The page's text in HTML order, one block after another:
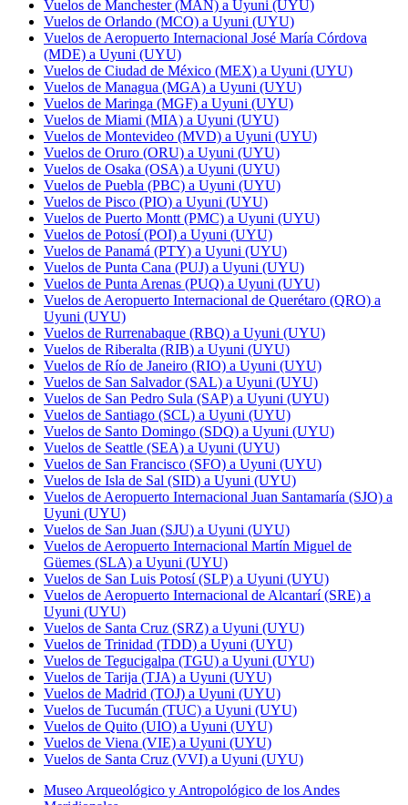
Vuelos de Manchester (MAN) a Uyuni (UYU)
Vuelos de Orlando (MCO) a Uyuni (UYU)
Vuelos de Aeropuerto Internacional José María Córdova
(MDE) a Uyuni (UYU)
Vuelos de Ciudad de México (MEX) a Uyuni (UYU)
Vuelos de Managua (MGA) a Uyuni (UYU)
Vuelos de Maringa (MGF) a Uyuni (UYU)
Vuelos de Miami (MIA) a Uyuni (UYU)
Vuelos de Montevideo (MVD) a Uyuni (UYU)
Vuelos de Oruro (ORU) a Uyuni (UYU)
Vuelos de Osaka (OSA) a Uyuni (UYU)
Vuelos de Puebla (PBC) a Uyuni (UYU)
Vuelos de Pisco (PIO) a Uyuni (UYU)
Vuelos de Puerto Montt (PMC) a Uyuni (UYU)
Vuelos de Potosí (POI) a Uyuni (UYU)
Vuelos de Panamá (PTY) a Uyuni (UYU)
Vuelos de Punta Cana (PUJ) a Uyuni (UYU)
Vuelos de Punta Arenas (PUQ) a Uyuni (UYU)
Vuelos de Aeropuerto Internacional de Querétaro (QRO) a
Uyuni (UYU)
Vuelos de Rurrenabaque (RBQ) a Uyuni (UYU)
Vuelos de Riberalta (RIB) a Uyuni (UYU)
Vuelos de Río de Janeiro (RIO) a Uyuni (UYU)
Vuelos de San Salvador (SAL) a Uyuni (UYU)
Vuelos de San Pedro Sula (SAP) a Uyuni (UYU)
Vuelos de Santiago (SCL) a Uyuni (UYU)
Vuelos de Santo Domingo (SDQ) a Uyuni (UYU)
Vuelos de Seattle (SEA) a Uyuni (UYU)
Vuelos de San Francisco (SFO) a Uyuni (UYU)
Vuelos de Isla de Sal (SID) a Uyuni (UYU)
Vuelos de Aeropuerto Internacional Juan Santamaría (SJO) a
Uyuni (UYU)
Vuelos de San Juan (SJU) a Uyuni (UYU)
Vuelos de Aeropuerto Internacional Martín Miguel de
Güemes (SLA) a Uyuni (UYU)
Vuelos de San Luis Potosí (SLP) a Uyuni (UYU)
Vuelos de Aeropuerto Internacional de Alcantarí (SRE) a
Uyuni (UYU)
Vuelos de Santa Cruz (SRZ) a Uyuni (UYU)
Vuelos de Trinidad (TDD) a Uyuni (UYU)
Vuelos de Tegucigalpa (TGU) a Uyuni (UYU)
Vuelos de Tarija (TJA) a Uyuni (UYU)
Vuelos de Madrid (TOJ) a Uyuni (UYU)
Vuelos de Tucumán (TUC) a Uyuni (UYU)
Vuelos de Quito (UIO) a Uyuni (UYU)
Vuelos de Viena (VIE) a Uyuni (UYU)
Vuelos de Santa Cruz (VVI) a Uyuni (UYU)
Museo Arqueológico y Antropológico de los Andes